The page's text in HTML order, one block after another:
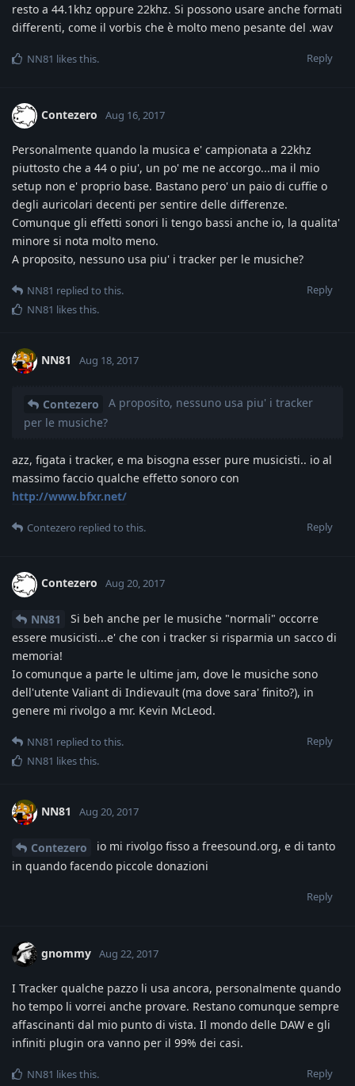
resto a 44.1khz oppure 22khz. Si possono usare anche formati
differenti, come il vorbis che è molto meno pesante del .wav
Reply
NN81 likes this.
Contezero Aug 16, 2017
Personalmente quando la musica e' campionata a 22khz
piuttosto che a 44 o piu', un po' me ne accorgo...ma il mio
setup non e' proprio base. Bastano pero' un paio di cuffie o
degli auricolari decenti per sentire delle differenze.
Comunque gli effetti sonori li tengo bassi anche io, la qualita'
minore si nota molto meno.
A proposito, nessuno usa piu' i tracker per le musiche?
Reply
NN81 replied to this.
NN81 likes this.
NN81 Aug 18, 2017
Contezero
A proposito, nessuno usa piu' i tracker
per le musiche?
azz, figata i tracker, e ma bisogna esser pure musicisti.. io al
massimo faccio qualche effetto sonoro con
http://www.bfxr.net/
Reply
Contezero replied to this.
Contezero Aug 20, 2017
NN81
Si beh anche per le musiche "normali" occorre
essere musicisti...e' che con i tracker si risparmia un sacco di
memoria!
Io comunque a parte le ultime jam, dove le musiche sono
dell'utente Valiant di Indievault (ma dove sara' finito?), in
genere mi rivolgo a mr. Kevin McLeod.
Reply
NN81 replied to this.
NN81 likes this.
NN81 Aug 20, 2017
Contezero
io mi rivolgo fisso a freesound.org, e di tanto
in quando facendo piccole donazioni
Reply
gnommy Aug 22, 2017
I Tracker qualche pazzo li usa ancora, personalmente quando
ho tempo li vorrei anche provare. Restano comunque sempre
affascinanti dal mio punto di vista. Il mondo delle DAW e gli
infiniti plugin ora vanno per il 99% dei casi.
Reply
NN81 likes this.